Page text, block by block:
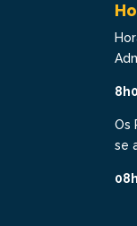
Os
se